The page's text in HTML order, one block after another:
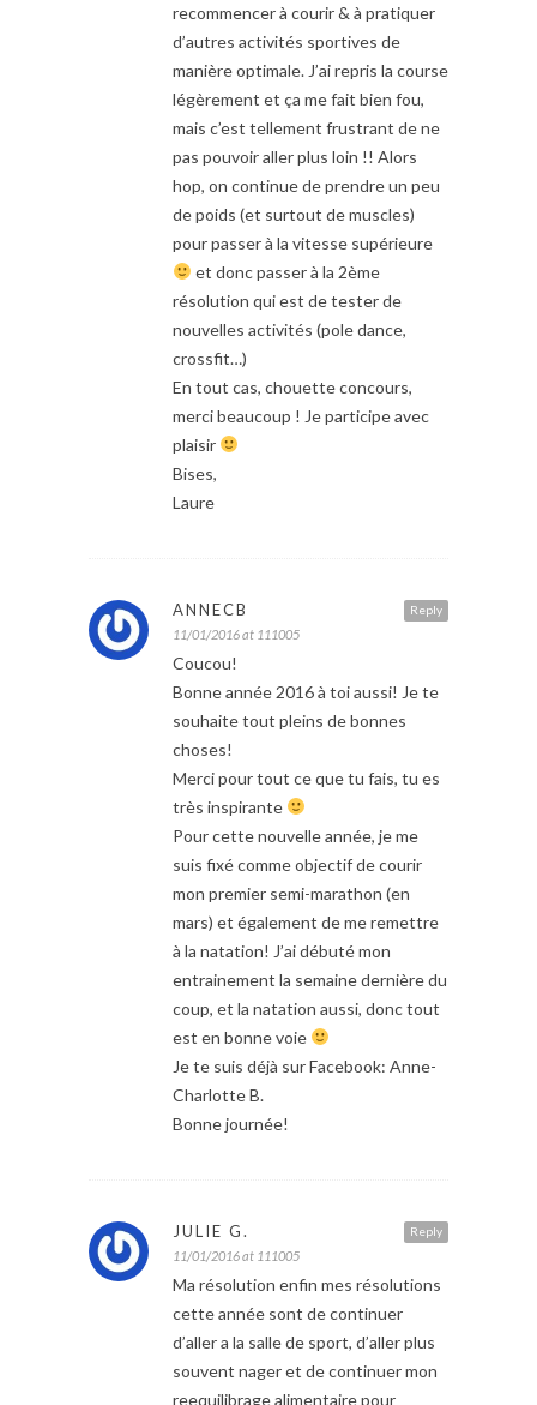
recommencer à courir & à pratiquer
d’autres activités sportives de
manière optimale. J’ai repris la course
légèrement et ça me fait bien fou,
mais c’est tellement frustrant de ne
pas pouvoir aller plus loin !! Alors
hop, on continue de prendre un peu
de poids (et surtout de muscles)
pour passer à la vitesse supérieure
et donc passer à la 2ème
résolution qui est de tester de
nouvelles activités (pole dance,
crossfit…)
En tout cas, chouette concours,
merci beaucoup ! Je participe avec
plaisir
Bises,
Laure
Reply
ANNECB
11/01/2016 at 111005
Coucou!
Bonne année 2016 à toi aussi! Je te
souhaite tout pleins de bonnes
choses!
Merci pour tout ce que tu fais, tu es
très inspirante
Pour cette nouvelle année, je me
suis fixé comme objectif de courir
mon premier semi-marathon (en
mars) et également de me remettre
à la natation! J’ai débuté mon
entrainement la semaine dernière du
coup, et la natation aussi, donc tout
est en bonne voie
Je te suis déjà sur Facebook: Anne-
Charlotte B.
Bonne journée!
Reply
JULIE G.
11/01/2016 at 111005
Ma résolution enfin mes résolutions
cette année sont de continuer
d’aller a la salle de sport, d’aller plus
souvent nager et de continuer mon
reequilibrage alimentaire pour